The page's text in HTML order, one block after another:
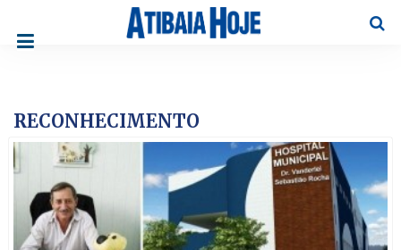
RECONHECIMENTO